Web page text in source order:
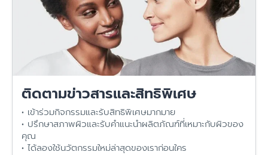
ติดตามข่าวสารและสิทธิพิเศษ
• เข้าร่วมกิจกรรมและรับสิทธิพิเศษมากมาย
• ปรึกษาสภาพผิวและรับคำแนะนำผลิตภัณฑ์ที่เหมาะกับผิวของ
คุณ
• ได้ลองใช้นวัตกรรมใหม่ล่าสุดของเราก่อนใคร